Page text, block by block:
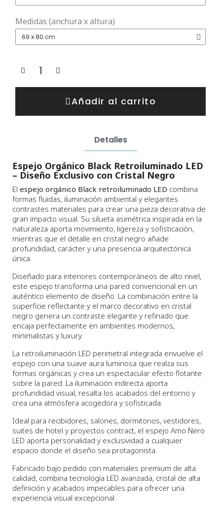
Medidas (anchura x altura)
Añadir al carrito
Detalles
Espejo Orgánico Black Retroiluminado LED
– Diseño Exclusivo con Cristal Negro
El espejo orgánico Black retroiluminado LED combina
formas fluidas, iluminación ambiental y elegantes
contrastes materiales para crear una pieza decorativa de
gran impacto visual. Su silueta asimétrica inspirada en la
naturaleza aporta movimiento, ligereza y sofisticación,
mientras que el detalle en cristal negro añade
profundidad, carácter y una presencia arquitectónica
única.
Diseñado para interiores contemporáneos de alto nivel,
este espejo transforma una pared convencional en un
auténtico elemento de diseño. La combinación entre la
superficie reflectante y el marco decorativo en cristal
negro genera un contraste elegante y refinado que
encaja perfectamente en ambientes modernos,
minimalistas y luxury.
La retroiluminación LED perimetral integrada envuelve el
espejo con una suave aura luminosa que realza sus
formas orgánicas y crea un espectacular efecto flotante
sobre la pared. La iluminación indirecta aporta
profundidad visual, resalta los acabados del entorno y
crea una atmósfera acogedora y sofisticada.
Ideal para recibidores, salones, dormitorios, vestidores,
suites de hotel y proyectos contract, el espejo Amo Nero
LED aporta personalidad y exclusividad a cualquier
espacio donde el diseño sea protagonista.
Fabricado bajo pedido con materiales premium de alta
calidad, combina tecnología LED avanzada, cristal de alta
definición y acabados impecables para ofrecer una
experiencia visual excepcional.